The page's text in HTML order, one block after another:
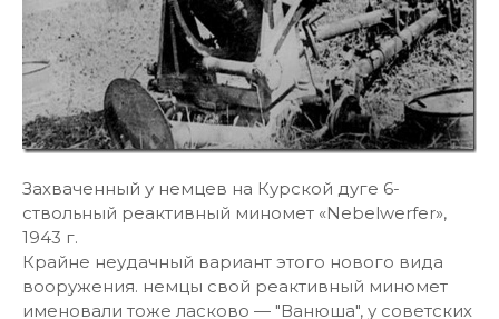
Захваченный у немцев на Курской дуге 6-
ствольный реактивный миномет «Nebelwerfer»,
1943 г.
Крайне неудачный вариант этого нового вида
вооружения. немцы свой реактивный миномет
именовали тоже ласково — "Ванюша", у советских